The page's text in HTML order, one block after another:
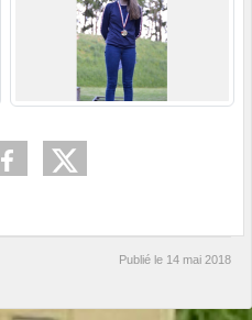
Publié le 14 mai 2018